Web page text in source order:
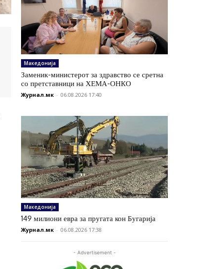
Македонија
Заменик-министерот за здравство се сретна
со претставници на ХЕМА-ОНКО
Журнал.мк - 06.08.2026 17:40
Македонија
149 милиони евра за пругата кон Бугарија
Журнал.мк - 06.08.2026 17:38
- Advertisement -